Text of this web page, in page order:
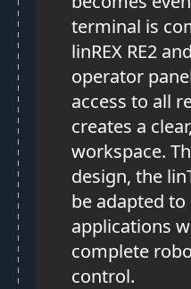
terminal is
linREX RE2
operator
access to all
creates a
workspace.
design, the
be adapted
applications
complete
control.